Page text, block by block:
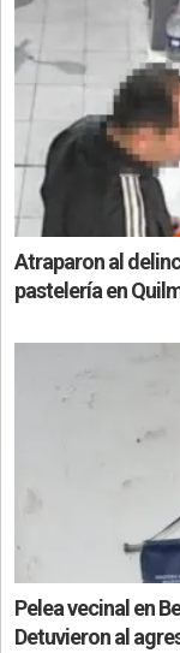
Atraparon al
pastelería en
Pelea vecinal en
Detuvieron al